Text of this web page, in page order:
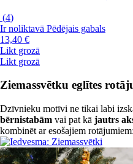
(4)
Ir noliktavā Pēdējais gabals
13,40 €
Likt grozā
Likt grozā
Ziemassvētku eglītes
Dzīvnieku motīvi ne tikai labi
bērnistabām vai pat kā jautrs
kombinēt ar esošajiem